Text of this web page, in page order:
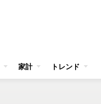
家計 トレンド